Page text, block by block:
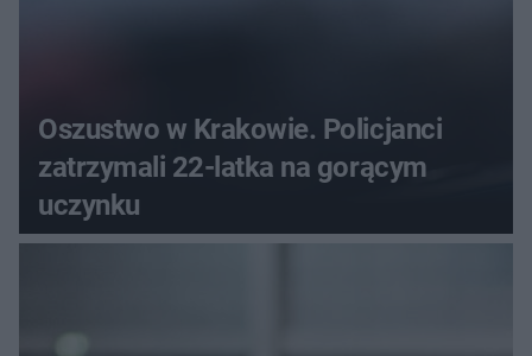
Oszustwo w Krakowie. Policjanci
zatrzymali 22-latka na gorącym
uczynku